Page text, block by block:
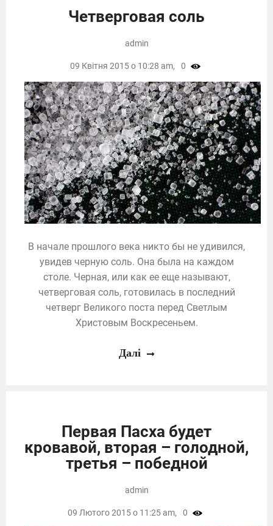
Четверговая соль
В начале прошлого века никто бы не удивился,
увидев черную соль. Она была на каждом
столе. Черная, или как ее еще называют,
четверговая соль, готовилась в последний
четверг Великого поста перед Светлым
Христовым Воскресеньем.
admin
09 Квітня 2015 о 10:28 am, 0
Далі
Первая Пасха будет
кровавой, вторая – голодной,
третья – победной
admin
09 Лютого 2015 о 11:25 am, 0